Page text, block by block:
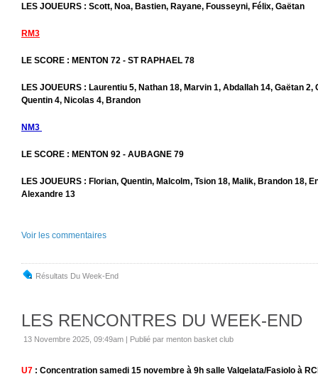
LES JOUEURS : Scott, Noa, Bastien, Rayane, Fousseyni, Félix, Gaëtan
RM3
LE SCORE : MENTON 72 - ST RAPHAEL 78
LES JOUEURS : Laurentiu 5, Nathan 18, Marvin 1, Abdallah 14, Gaëtan 2,
Quentin 4, Nicolas 4, Brandon
NM3
LE SCORE : MENTON 92 - AUBAGNE 79
LES JOUEURS : Florian, Quentin, Malcolm, Tsion 18, Malik, Brandon 18,
Alexandre 13
Voir les commentaires
Résultats Du Week-End
LES RENCONTRES DU WEEK-END
13 Novembre 2025, 09:49am | Publié par menton basket club
U7 : Concentration samedi 15 novembre à 9h salle Valgelata/Fasiolo à